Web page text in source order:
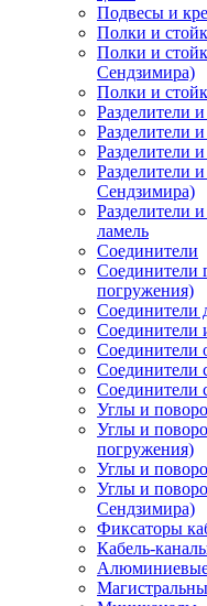
Подвесы и
Полки и
Полки и
Сендзимира)
Полки и
Разделители
Разделители
Разделители
Разделители
Сендзимира)
Разделители
ламель
Соединители
Соединители
погружения)
Соединители
Соединители
Соединители
Соединители
Соединители
Углы и
Углы и
погружения)
Углы и
Углы и
Сендзимира)
Фиксаторы
Кабель-
Алюминиевые